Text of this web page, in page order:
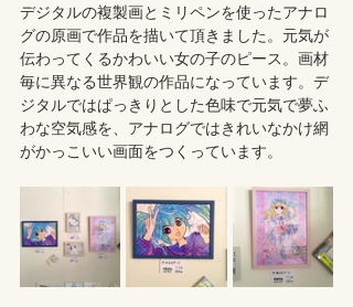
デジタルの複製画とミリペンを使ったアナロ
グの原画で作品を描いて頂きました。元気が
伝わってくるかわいい女の子のピース。画材
毎に異なる世界観の作品になっています。デ
ジタルではぱっきりとした色味で元気で夢ふ
わな空気感を、アナログではきれいなかけ網
がかっこいい画面をつくっています。